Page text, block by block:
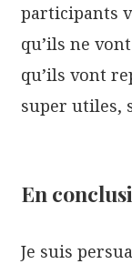
participants
qu’ils ne
qu’ils vont
super utiles,
En
Je suis